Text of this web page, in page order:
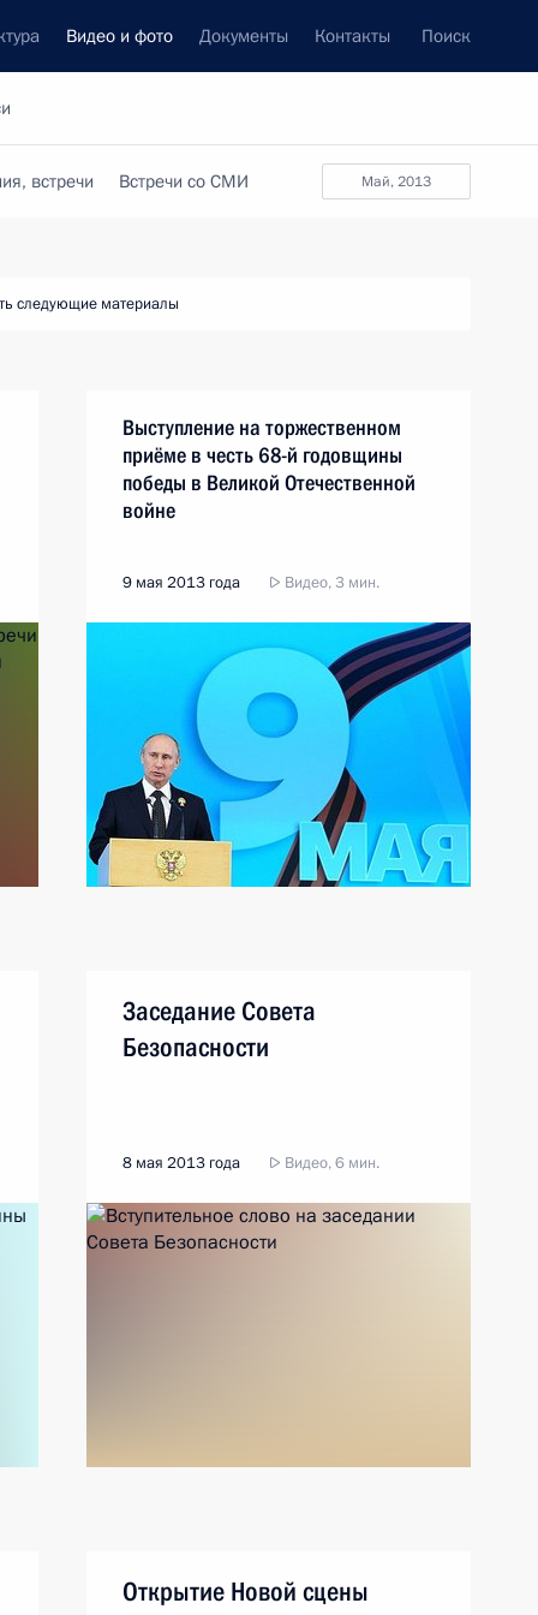
Видео и фото Документы Контакты Поиск
май, 2013
встречи Встречи со СМИ
следующие материалы
Выступление на торжественном
приёме в честь 68-й годовщины
победы в Великой Отечественной
войне
9 мая 2013 года Видео, 3 мин.
Заседание Совета
Безопасности
8 мая 2013 года Видео, 6 мин.
Открытие Новой сцены